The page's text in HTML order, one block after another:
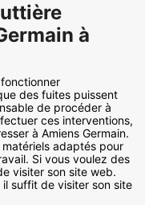
à
des fuites puissent
de procéder à
ces interventions,
à Amiens Germain.
adaptés pour
Si vous voulez des
visiter son site web.
suffit de visiter son site